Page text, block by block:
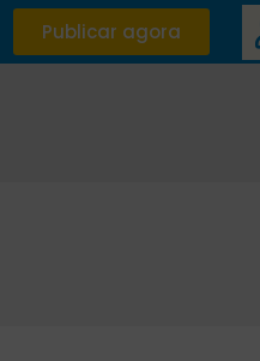
Publicar agora